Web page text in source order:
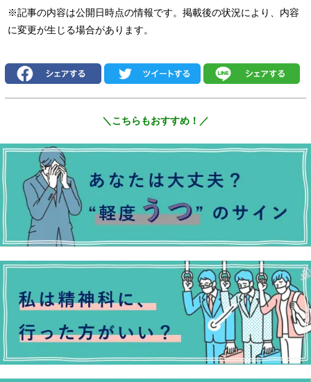
※記事の内容は公開日時点の情報です。掲載後の状況により、内容
に変更が生じる場合があります。
＼こちらもおすすめ！／